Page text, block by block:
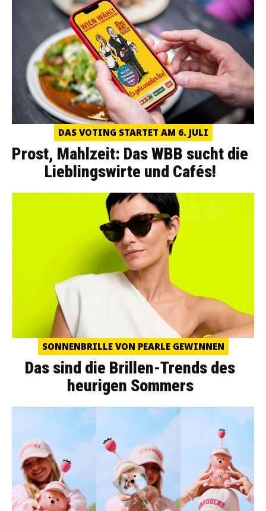
DAS VOTING STARTET AM 6. JULI
Prost, Mahlzeit: Das WBB sucht die
Lieblingswirte und Cafés!
SONNENBRILLE VON PEARLE GEWINNEN
Das sind die Brillen-Trends des
heurigen Sommers